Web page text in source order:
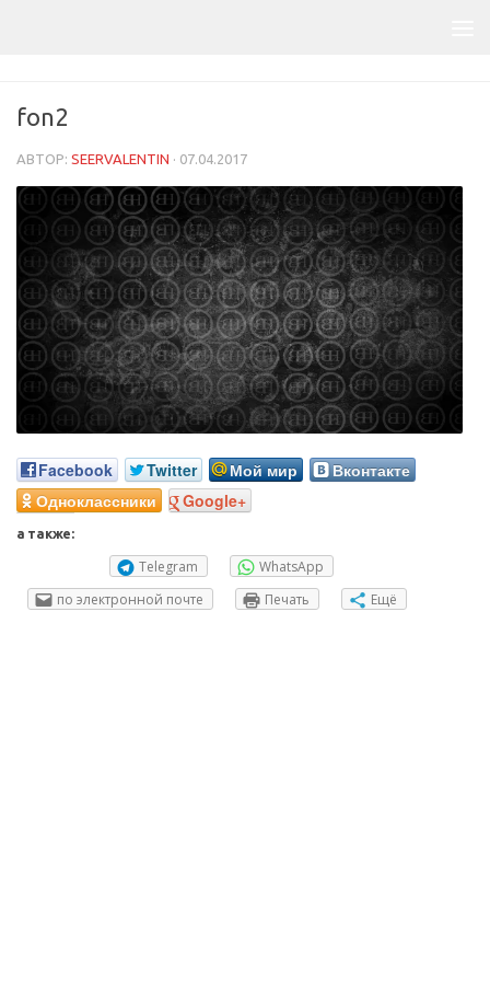
fon2
АВТОР: SEERVALENTIN · 07.04.2017
Facebook Twitter Мой мир
Вконтакте
Одноклассники
Google+
а также:
Telegram
WhatsApp
по электронной почте
Печать Ещё